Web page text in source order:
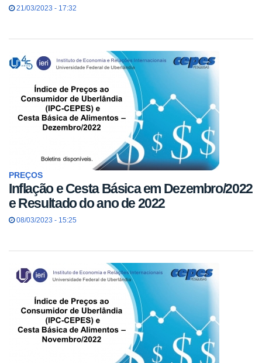
21/03/2023 - 17:32
PREÇOS
Inflação e Cesta Básica em Dezembro/2022
e Resultado do ano de 2022
08/03/2023 - 15:25